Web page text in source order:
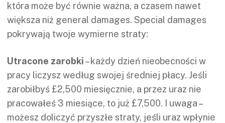
która może być równie ważna, a czasem nawet
większa niż general damages. Special damages
pokrywają twoje wymierne straty:
Utracone zarobki– każdy dzień nieobecności w
pracy liczysz według swojej średniej płacy. Jeśli
zarobiłbyś £2,500 miesięcznie, a przez uraz nie
pracowałeś 3 miesiące, to już £7,500. I uwaga –
możesz doliczyć przyszłe straty, jeśli uraz wpłynie